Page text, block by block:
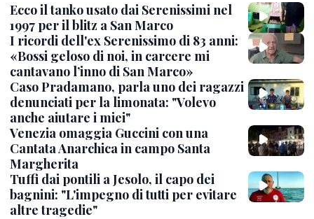
Ecco il tanko usato dai Serenissimi nel
1997 per il blitz a San Marco
I ricordi dell'ex Serenissimo di 83 anni:
«Bossi geloso di noi, in carcere mi
cantavano l’inno di San Marco»
Caso Pradamano, parla uno dei ragazzi
denunciati per la limonata: "Volevo
anche aiutare i miei"
Venezia omaggia Guccini con una
Cantata Anarchica in campo Santa
Margherita
Tuffi dai pontili a Jesolo, il capo dei
bagnini: "L'impegno di tutti per evitare
altre tragedie"